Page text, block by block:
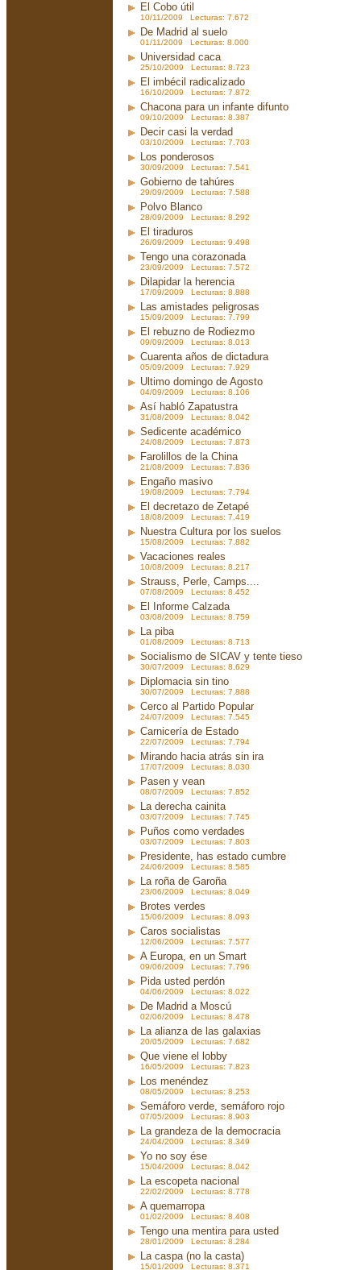
El Cobo útil
10/11/2009 Lecturas: 7.672
De Madrid al suelo
01/11/2009 Lecturas: 8.000
Universidad caca
25/10/2009 Lecturas: 8.723
El imbécil radicalizado
16/10/2009 Lecturas: 7.872
Chacona para un infante difunto
09/10/2009 Lecturas: 8.387
Decir casi la verdad
03/10/2009 Lecturas: 7.703
Los ponderosos
30/09/2009 Lecturas: 7.541
Gobierno de tahúres
29/09/2009 Lecturas: 7.588
Polvo Blanco
28/09/2009 Lecturas: 8.292
El tiraduros
26/09/2009 Lecturas: 9.498
Tengo una corazonada
23/09/2009 Lecturas: 7.572
Dilapidar la herencia
17/09/2009 Lecturas: 8.888
Las amistades peligrosas
15/09/2009 Lecturas: 7.799
El rebuzno de Rodiezmo
09/09/2009 Lecturas: 8.013
Cuarenta años de dictadura
05/09/2009 Lecturas: 7.929
Ultimo domingo de Agosto
04/09/2009 Lecturas: 8.106
Así habló Zapatustra
31/08/2009 Lecturas: 8.042
Sedicente académico
24/08/2009 Lecturas: 7.873
Farolillos de la China
21/08/2009 Lecturas: 7.836
Engaño masivo
19/08/2009 Lecturas: 7.794
El decretazo de Zetapé
18/08/2009 Lecturas: 7.419
Nuestra Cultura por los suelos
15/08/2009 Lecturas: 7.882
Vacaciones reales
10/08/2009 Lecturas: 8.217
Strauss, Perle, Camps....
07/08/2009 Lecturas: 8.452
El Informe Calzada
03/08/2009 Lecturas: 8.759
La piba
01/08/2009 Lecturas: 8.713
Socialismo de SICAV y tente tieso
30/07/2009 Lecturas: 8.629
Diplomacia sin tino
30/07/2009 Lecturas: 7.888
Cerco al Partido Popular
24/07/2009 Lecturas: 7.545
Carnicería de Estado
22/07/2009 Lecturas: 7.794
Mirando hacia atrás sin ira
17/07/2009 Lecturas: 8.030
Pasen y vean
08/07/2009 Lecturas: 7.852
La derecha cainita
03/07/2009 Lecturas: 7.745
Puños como verdades
03/07/2009 Lecturas: 7.803
Presidente, has estado cumbre
24/06/2009 Lecturas: 8.585
La roña de Garoña
23/06/2009 Lecturas: 8.049
Brotes verdes
15/06/2009 Lecturas: 8.093
Caros socialistas
12/06/2009 Lecturas: 7.577
A Europa, en un Smart
09/06/2009 Lecturas: 7.796
Pida usted perdón
04/06/2009 Lecturas: 8.022
De Madrid a Moscú
02/06/2009 Lecturas: 8.478
La alianza de las galaxias
20/05/2009 Lecturas: 7.682
Que viene el lobby
16/05/2009 Lecturas: 7.823
Los menéndez
08/05/2009 Lecturas: 8.253
Semáforo verde, semáforo rojo
07/05/2009 Lecturas: 8.903
La grandeza de la democracia
24/04/2009 Lecturas: 8.349
Yo no soy ése
15/04/2009 Lecturas: 8.042
La escopeta nacional
22/02/2009 Lecturas: 8.778
A quemarropa
01/02/2009 Lecturas: 8.408
Tengo una mentira para usted
28/01/2009 Lecturas: 8.284
La caspa (no la casta)
15/01/2009 Lecturas: 8.371